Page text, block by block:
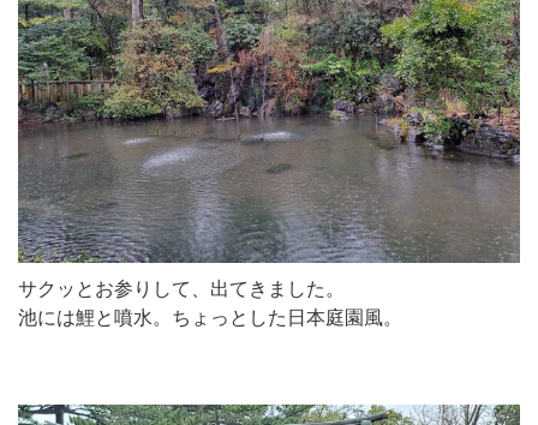
サクッとお参りして、出てきました。
池には鯉と噴水。ちょっとした日本庭園風。